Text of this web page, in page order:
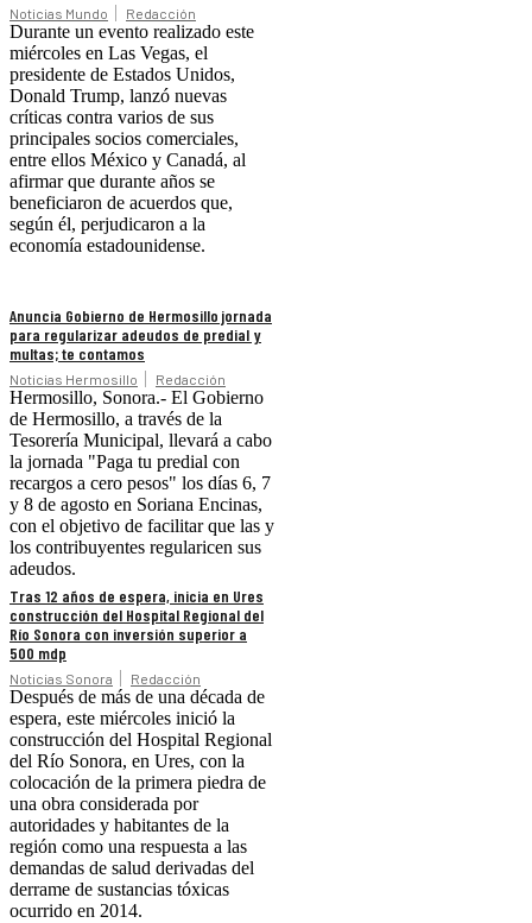
Noticias Mundo Redacción
Durante un evento realizado este
miércoles en Las Vegas, el
presidente de Estados Unidos,
Donald Trump, lanzó nuevas
críticas contra varios de sus
principales socios comerciales,
entre ellos México y Canadá, al
afirmar que durante años se
beneficiaron de acuerdos que,
según él, perjudicaron a la
economía estadounidense.
Anuncia Gobierno de Hermosillo jornada
para regularizar adeudos de predial y
multas; te contamos
Noticias Hermosillo Redacción
Hermosillo, Sonora.- El Gobierno
de Hermosillo, a través de la
Tesorería Municipal, llevará a cabo
la jornada "Paga tu predial con
recargos a cero pesos" los días 6, 7
y 8 de agosto en Soriana Encinas,
con el objetivo de facilitar que las y
los contribuyentes regularicen sus
adeudos.
Tras 12 años de espera, inicia en Ures
construcción del Hospital Regional del
Río Sonora con inversión superior a
500 mdp
Noticias Sonora Redacción
Después de más de una década de
espera, este miércoles inició la
construcción del Hospital Regional
del Río Sonora, en Ures, con la
colocación de la primera piedra de
una obra considerada por
autoridades y habitantes de la
región como una respuesta a las
demandas de salud derivadas del
derrame de sustancias tóxicas
ocurrido en 2014.